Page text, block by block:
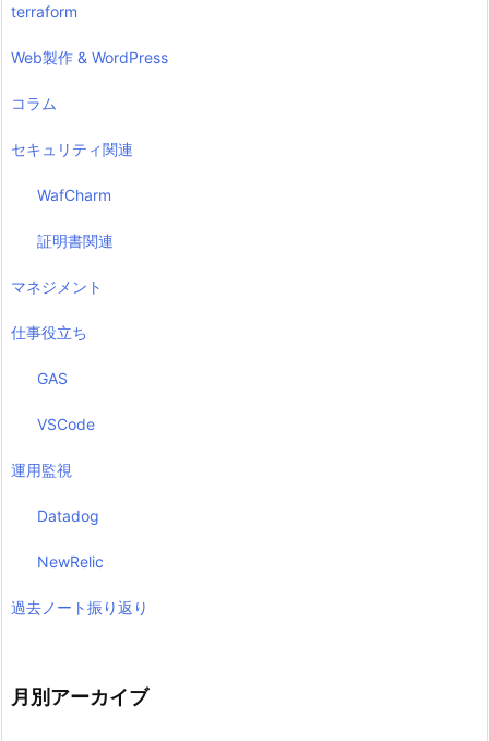
terraform
Web製作 & WordPress
コラム
セキュリティ関連
WafCharm
証明書関連
マネジメント
仕事役立ち
GAS
VSCode
運用監視
Datadog
NewRelic
過去ノート振り返り
月別アーカイブ